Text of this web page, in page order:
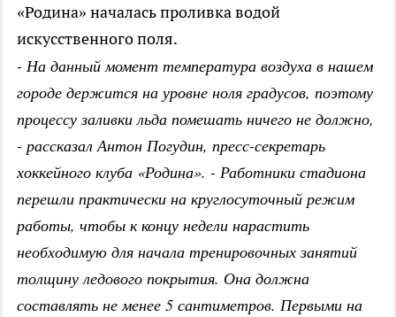
«Родина» началась проливка водой
искусственного поля.
- На данный момент температура воздуха в нашем
городе держится на уровне ноля градусов, поэтому
процессу заливки льда помешать ничего не должно,
- рассказал Антон Погудин, пресс-секретарь
хоккейного клуба «Родина». - Работники стадиона
перешли практически на круглосуточный режим
работы, чтобы к концу недели нарастить
необходимую для начала тренировочных занятий
толщину ледового покрытия. Она должна
составлять не менее 5 сантиметров. Первыми на